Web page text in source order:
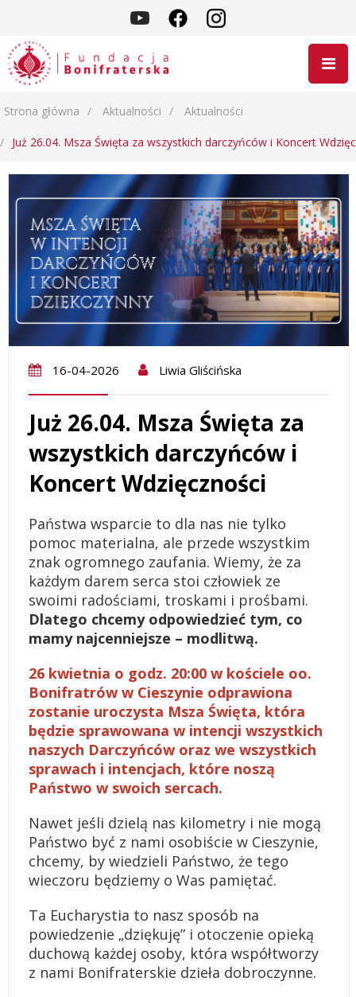
Strona główna Aktualności Aktualności
Już 26.04. Msza Święta za wszystkich darczyńców i Koncert
16-04-2026 Liwia Gliścińska
Już 26.04. Msza Święta za
wszystkich darczyńców i
Koncert Wdzięczności
Państwa wsparcie to dla nas nie tylko
pomoc materialna, ale przede wszystkim
znak ogromnego zaufania. Wiemy, że za
każdym darem serca stoi człowiek ze
swoimi radościami, troskami i prośbami.
Dlatego chcemy odpowiedzieć tym, co
mamy najcenniejsze – modlitwą.
26 kwietnia o godz. 20:00 w kościele oo.
Bonifratrów w Cieszynie odprawiona
zostanie uroczysta Msza Święta, która
będzie sprawowana w intencji wszystkich
naszych Darczyńców oraz we wszystkich
sprawach i intencjach, które noszą
Państwo w swoich sercach.
Nawet jeśli dzielą nas kilometry i nie mogą
Państwo być z nami osobiście w Cieszynie,
chcemy, by wiedzieli Państwo, że tego
wieczoru będziemy o Was pamiętać.
Ta Eucharystia to nasz sposób na
powiedzenie „dziękuję” i otoczenie opieką
duchową każdej osoby, która współtworzy
z nami Bonifraterskie dzieła dobroczynne.